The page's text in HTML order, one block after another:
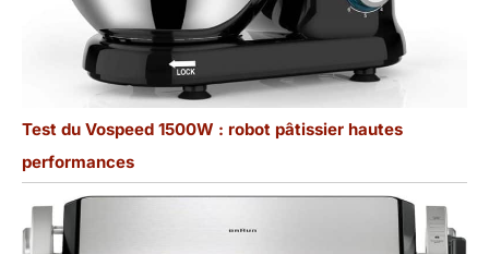
Test du Vospeed 1500W : robot pâtissier hautes
performances